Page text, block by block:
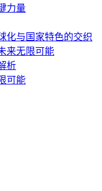
力量
化与国家特色的交织
来无限可能
析
可能